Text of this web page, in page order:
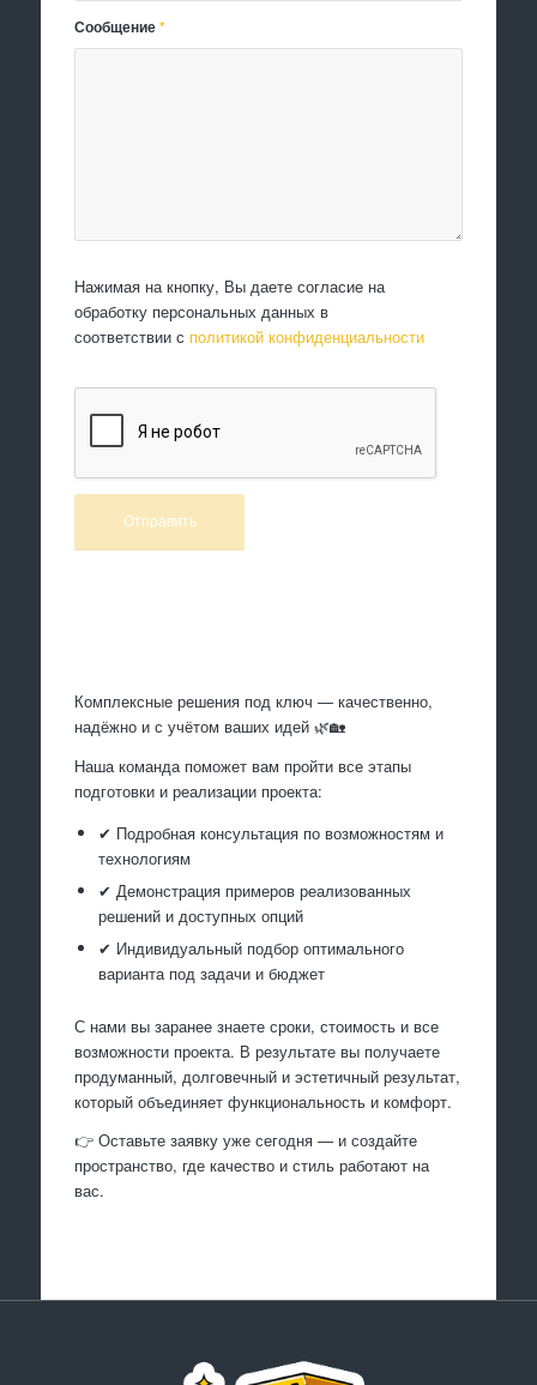
Сообщение*
Нажимая на кнопку, Вы даете согласие на
обработку персональных данных в
соответствии с политикой конфиденциальности
Комплексные решения под ключ — качественно,
надёжно и с учётом ваших идей 🌿🏡
Наша команда поможет вам пройти все этапы
подготовки и реализации проекта:
✔ Подробная консультация по возможностям и
технологиям
✔ Демонстрация примеров реализованных
решений и доступных опций
✔ Индивидуальный подбор оптимального
варианта под задачи и бюджет
С нами вы заранее знаете сроки, стоимость и все
возможности проекта. В результате вы получаете
продуманный, долговечный и эстетичный результат,
который объединяет функциональность и комфорт.
👉 Оставьте заявку уже сегодня — и создайте
пространство, где качество и стиль работают на
вас.